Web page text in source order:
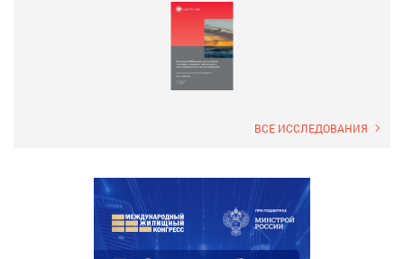
ВСЕ ИССЛЕДОВАНИЯ